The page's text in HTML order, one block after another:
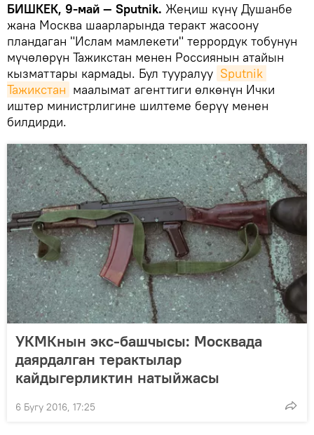
БИШКЕК, 9-май — Sputnik. Жеңиш күнү Душанбе
жана Москва шаарларында теракт жасоону
пландаган "Ислам мамлекети" террордук тобунун
мүчөлөрүн Тажикстан менен Россиянын атайын
кызматтары кармады. Бул тууралуу Sputnik
Тажикстан маалымат агенттиги өлкөнүн Ички
иштер министрлигине шилтеме берүү менен
билдирди.
УКМКнын экс-башчысы: Москвада
даярдалган терактылар
кайдыгерликтин натыйжасы
6 Бугу 2016, 17:25